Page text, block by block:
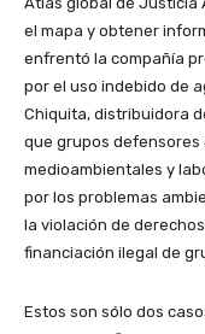
el mapa y obtener
enfrentó la compañía
por el uso indebido de
Chiquita, distribuidora
que grupos defensores
medioambientales y
por los problemas
la violación de
financiación ilegal de
Estos son sólo dos